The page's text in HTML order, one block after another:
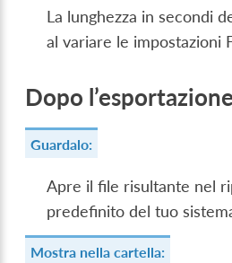
La lunghezza in secondi
al variare le impostazioni
Dopo l’esportazione
Guardalo:
Apre il file risultante nel
predefinito del tuo
Mostra nella cartella: